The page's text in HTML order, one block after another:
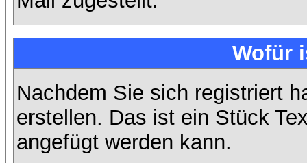
Wofür
Nachdem Sie sich registriert
erstellen. Das ist ein Stück
angefügt werden kann.